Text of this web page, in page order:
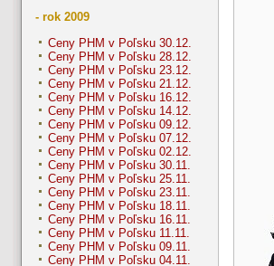
- rok 2009
Ceny PHM v Poľsku 30.12.
Ceny PHM v Poľsku 28.12.
Ceny PHM v Poľsku 23.12.
Ceny PHM v Poľsku 21.12.
Ceny PHM v Poľsku 16.12.
Ceny PHM v Poľsku 14.12.
Ceny PHM v Poľsku 09.12.
Ceny PHM v Poľsku 07.12.
Ceny PHM v Poľsku 02.12.
Ceny PHM v Poľsku 30.11.
Ceny PHM v Poľsku 25.11.
Ceny PHM v Poľsku 23.11.
Ceny PHM v Poľsku 18.11.
Ceny PHM v Poľsku 16.11.
Ceny PHM v Poľsku 11.11.
Ceny PHM v Poľsku 09.11.
Ceny PHM v Poľsku 04.11.